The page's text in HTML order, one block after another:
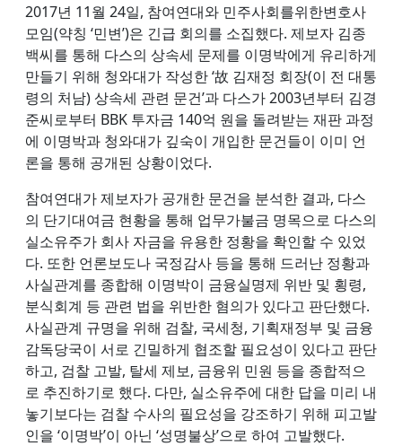
2017년 11월 24일, 참여연대와 민주사회를위한변호사
모임(약칭 ‘민변’)은 긴급 회의를 소집했다. 제보자 김종
백씨를 통해 다스의 상속세 문제를 이명박에게 유리하게
만들기 위해 청와대가 작성한 ‘故 김재정 회장(이 전 대통
령의 처남) 상속세 관련 문건’과 다스가 2003년부터 김경
준씨로부터 BBK 투자금 140억 원을 돌려받는 재판 과정
에 이명박과 청와대가 깊숙이 개입한 문건들이 이미 언
론을 통해 공개된 상황이었다.
참여연대가 제보자가 공개한 문건을 분석한 결과, 다스
의 단기대여금 현황을 통해 업무가불금 명목으로 다스의
실소유주가 회사 자금을 유용한 정황을 확인할 수 있었
다. 또한 언론보도나 국정감사 등을 통해 드러난 정황과
사실관계를 종합해 이명박이 금융실명제 위반 및 횡령,
분식회계 등 관련 법을 위반한 혐의가 있다고 판단했다.
사실관계 규명을 위해 검찰, 국세청, 기획재정부 및 금융
감독당국이 서로 긴밀하게 협조할 필요성이 있다고 판단
하고, 검찰 고발, 탈세 제보, 금융위 민원 등을 종합적으
로 추진하기로 했다. 다만, 실소유주에 대한 답을 미리 내
놓기보다는 검찰 수사의 필요성을 강조하기 위해 피고발
인을 ‘이명박’이 아닌 ‘성명불상’으로 하여 고발했다.